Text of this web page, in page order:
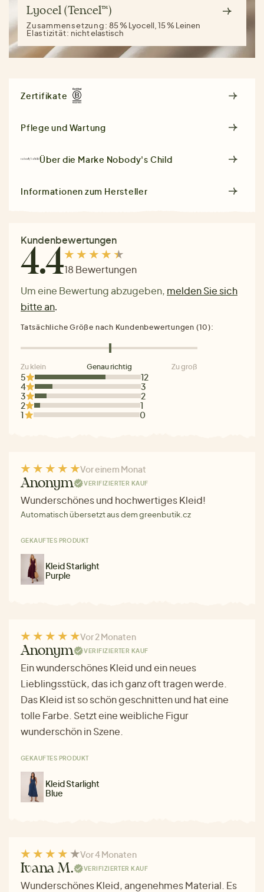
Lyocel (Tencel™)
Zusammensetzung:85 % Lyocell, 15 % Leinen
Elastizität: nicht elastisch
Zertifikate
Pflege und Wartung
Über die Marke Nobody's Child
Informationen zum Hersteller
Kundenbewertungen
4.418 Bewertungen
Um eine Bewertung abzugeben, melden Sie sich
bitte an.
5
12
4
3
3
2
2
1
1
0
Tatsächliche Größe nach Kundenbewertungen (10):
Zu klein Genau richtig Zu groß
Vor einem Monat
Anonym VERIFIZIERTER KAUF
Wunderschönes und hochwertiges Kleid!
Automatisch übersetzt aus dem greenbutik.cz
GEKAUFTES PRODUKT
Kleid Starlight
Purple
Vor 2 Monaten
Anonym VERIFIZIERTER KAUF
Ein wunderschönes Kleid und ein neues
Lieblingsstück, das ich ganz oft tragen werde.
Das Kleid ist so schön geschnitten und hat eine
tolle Farbe. Setzt eine weibliche Figur
wunderschön in Szene.
GEKAUFTES PRODUKT
Kleid Starlight
Blue
Vor 4 Monaten
Ivana M. VERIFIZIERTER KAUF
Wunderschönes Kleid, angenehmes Material. Es